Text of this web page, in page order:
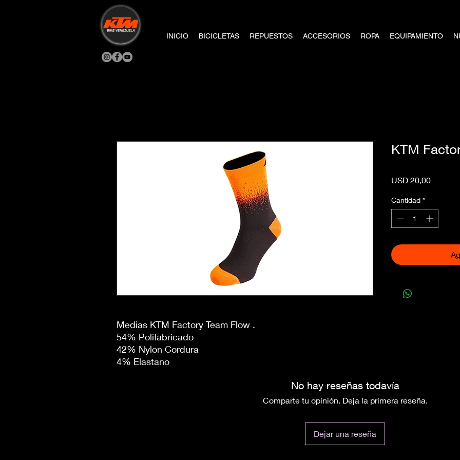
INICIO BICICLETAS REPUESTOS ACCESORIOS ROPA EQUIPAMIENTO
Medias KTM Factory Team Flow .
54% Polifabricado
42% Nylon Cordura
4% Elastano
KTM
USD 20,00Precio
Cantidad *
No hay reseñas todavía
Comparte tu opinión. Deja la primera reseña.
Dejar una reseña